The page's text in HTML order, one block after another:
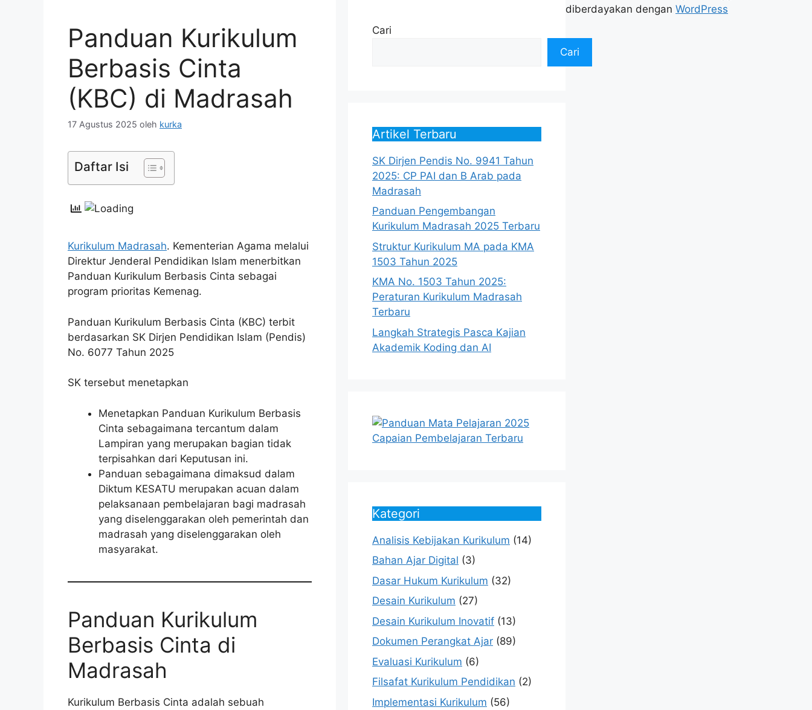
Panduan Kurikulum
Berbasis Cinta
(KBC) di Madrasah
17 Agustus 2025 oleh kurka
Daftar Isi
Kurikulum Madrasah. Kementerian Agama melalui
Direktur Jenderal Pendidikan Islam menerbitkan
Panduan Kurikulum Berbasis Cinta sebagai
program prioritas Kemenag.
Panduan Kurikulum Berbasis Cinta (KBC) terbit
berdasarkan SK Dirjen Pendidikan Islam (Pendis)
No. 6077 Tahun 2025
SK tersebut menetapkan
Menetapkan Panduan Kurikulum Berbasis
Cinta sebagaimana tercantum dalam
Lampiran yang merupakan bagian tidak
terpisahkan dari Keputusan ini.
Panduan sebagaimana dimaksud dalam
Diktum KESATU merupakan acuan dalam
pelaksanaan pembelajaran bagi madrasah
yang diselenggarakan oleh pemerintah dan
madrasah yang diselenggarakan oleh
masyarakat.
Panduan Kurikulum
Berbasis Cinta di
Madrasah
Kurikulum Berbasis Cinta adalah sebuah
Cari
Cari
Artikel Terbaru
SK Dirjen Pendis No. 9941 Tahun
2025: CP PAI dan B Arab pada
Madrasah
Panduan Pengembangan
Kurikulum Madrasah 2025 Terbaru
Struktur Kurikulum MA pada KMA
1503 Tahun 2025
KMA No. 1503 Tahun 2025:
Peraturan Kurikulum Madrasah
Terbaru
Langkah Strategis Pasca Kajian
Akademik Koding dan AI
Kategori
Analisis Kebijakan Kurikulum (14)
Bahan Ajar Digital (3)
Dasar Hukum Kurikulum (32)
Desain Kurikulum (27)
Desain Kurikulum Inovatif (13)
Dokumen Perangkat Ajar (89)
Evaluasi Kurikulum (6)
Filsafat Kurikulum Pendidikan (2)
Implementasi Kurikulum (56)
diberdayakan dengan WordPress